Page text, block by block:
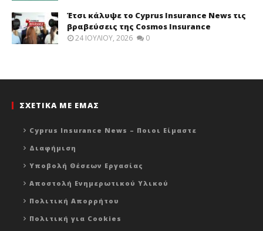
Έτσι κάλυψε το Cyprus Insurance News τις
βραβεύσεις της Cosmos Insurance
24 ΙΟΥΛΊΟΥ, 2026 0
ΣΧΕΤΙΚΑ ΜΕ ΕΜΑΣ
Cyprus Insurance News – Ποιοι Είμαστε
Διαφήμιση
Υποβολή Θέσεων Εργασίας
Αποστολή Ενημερωτικού Υλικού
Πολιτική Απορρήτου
Πολιτική για Cookies